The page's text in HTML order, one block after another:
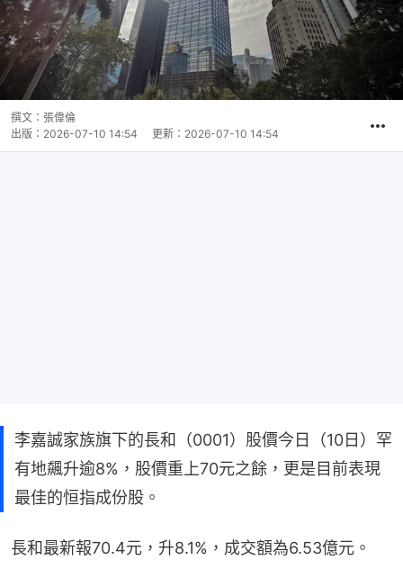
撰文： 張偉倫
出版： 2026-07-10 14:54 更新： 2026-07-10 14:54
李嘉誠家族旗下的長和（0001）股價今日（10日）罕
有地飆升逾8%，股價重上70元之餘，更是目前表現
最佳的恒指成份股。
長和最新報70.4元，升8.1%，成交額為6.53億元。